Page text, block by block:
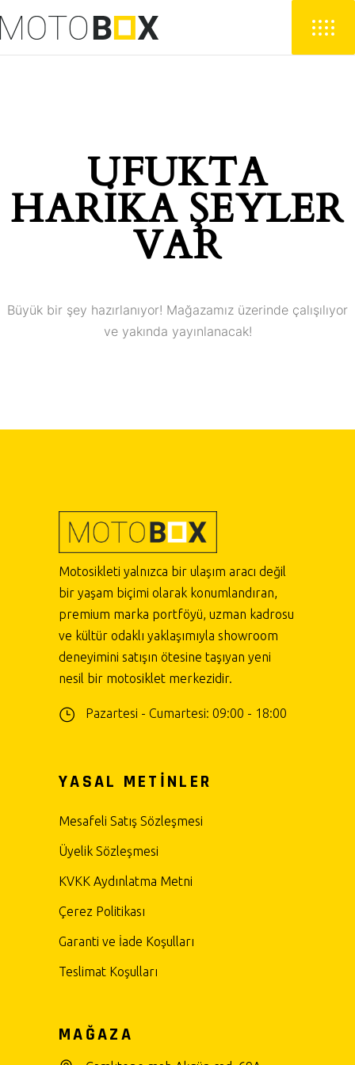
UFUKTA
HARIKA ŞEYLER
VAR
Büyük bir şey hazırlanıyor! Mağazamız üzerinde çalışılıyor
ve yakında yayınlanacak!
Motosikleti yalnızca bir ulaşım aracı değil
bir yaşam biçimi olarak konumlandıran,
premium marka portföyü, uzman kadrosu
ve kültür odaklı yaklaşımıyla showroom
deneyimini satışın ötesine taşıyan yeni
nesil bir motosiklet merkezidir.
Pazartesi - Cumartesi: 09:00 - 18:00
YASAL METİNLER
Mesafeli Satış Sözleşmesi
Üyelik Sözleşmesi
KVKK Aydınlatma Metni
Çerez Politikası
Garanti ve İade Koşulları
Teslimat Koşulları
MAĞAZA